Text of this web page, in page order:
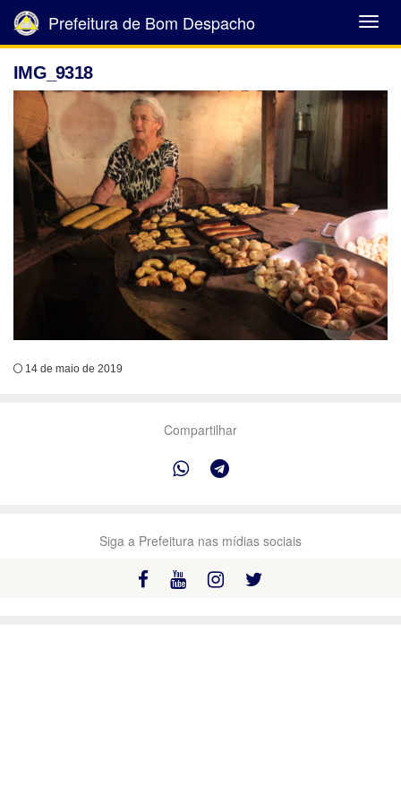
Abrir
Menu
Prefeitura de Bom Despacho
IMG_9318
14 de maio de 2019
Compartilhar
Siga a Prefeitura nas mídias sociais